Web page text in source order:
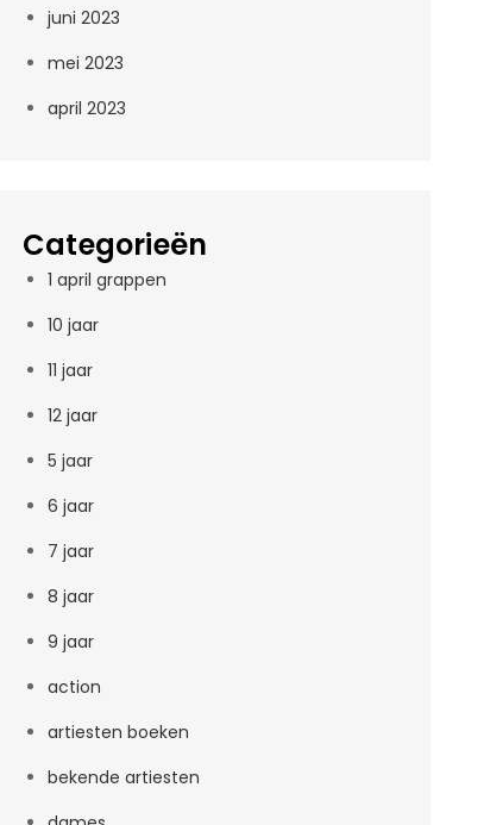
juni 2023
mei 2023
april 2023
Categorieën
1 april grappen
10 jaar
11 jaar
12 jaar
5 jaar
6 jaar
7 jaar
8 jaar
9 jaar
action
artiesten boeken
bekende artiesten